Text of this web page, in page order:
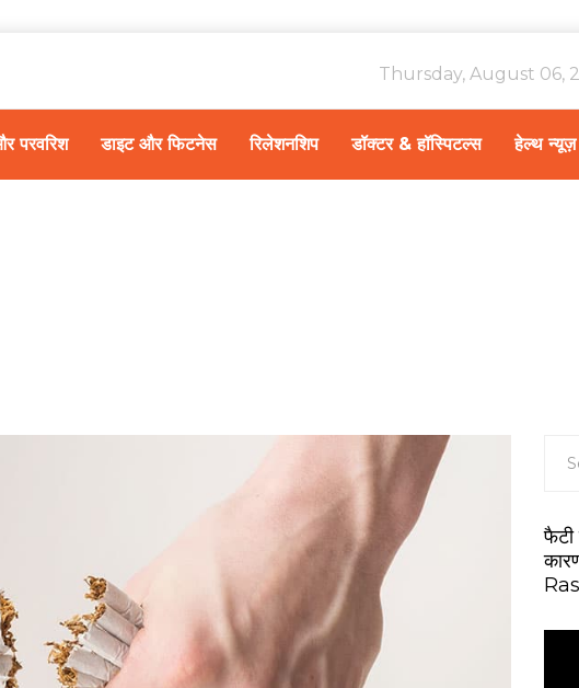
Thursday, August 06,
परवरिश डाइट और फिटनेस रिलेशनशिप डॉक्टर & हॉस्पिटल्स हेल्थ न्यूज़